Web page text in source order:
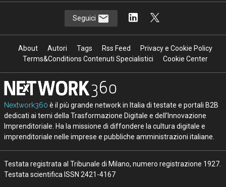
Seguici
About Autori Tags Rss Feed
Privacy e Cookie Policy
Terms&Conditions Contenuti Specialistici
Cookie Center
Nextwork360 è il più grande network in Italia di testate e portali B2B
dedicati ai temi della Trasformazione Digitale e dell’Innovazione
Imprenditoriale. Ha la missione di diffondere la cultura digitale e
imprenditoriale nelle imprese e pubbliche amministrazioni italiane.
Testata registrata al Tribunale di Milano, numero registrazione 1927.
Testata scientifica ISSN 2421-4167